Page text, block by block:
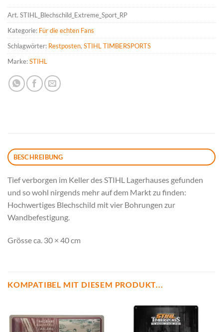
Art. STIHL_Blechschild_Extreme_Sport_RP
Kategorie: Für die echten Fans
Schlagwörter: Restposten, STIHL TIMBERSPORTS
Marke:STIHL
BESCHREIBUNG
Tief verborgen im Keller des STIHL Lagerhauses gefunden
und so wohl nirgends mehr auf dem Markt zu finden:
Hochwertiges Blechschild mit vier Bohrungen zur
Wandbefestigung.
Grösse ca. 30 × 40 cm
KOMPATIBEL MIT DIESEM PRODUKT...